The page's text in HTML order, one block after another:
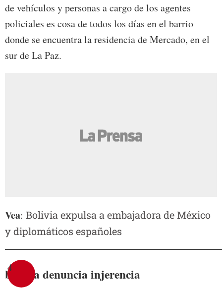
de vehículos y personas a cargo de los agentes
policiales es cosa de todos los días en el barrio
donde se encuentra la residencia de Mercado, en el
sur de La Paz.
Vea: Bolivia expulsa a embajadora de México
y diplomáticos españoles
4
bolivia denuncia injerencia